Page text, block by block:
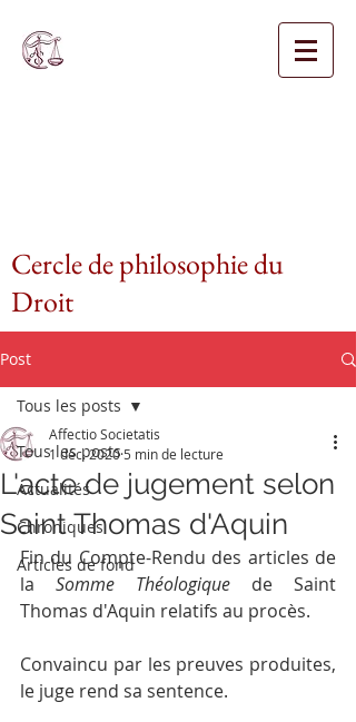
Cercle de philosophie du
Droit
Post
Tous les posts
Actualités
Chroniques
Articles de fond
Tous les posts
L'acte de jugement selon
Saint Thomas d'Aquin
Affectio Societatis
1 déc. 2020 5 min de lecture
Fin du Compte-Rendu des articles de
la Somme Théologique de Saint
Thomas d'Aquin relatifs au procès.
Convaincu par les preuves produites,
le juge rend sa sentence.